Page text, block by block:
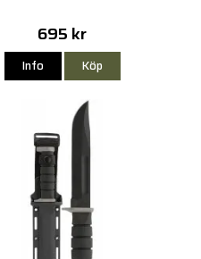
695 kr
Info Köp